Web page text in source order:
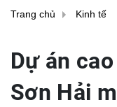
Trang chủ Kinh tế
Dự án
Sơn Hải